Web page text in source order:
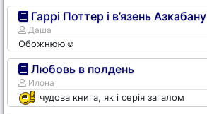
Гаррі Поттер і в’язень Азкабану
Даша
Обожнюю☺️
Любовь в полдень
Илона
чудова книга, як і серія загалом